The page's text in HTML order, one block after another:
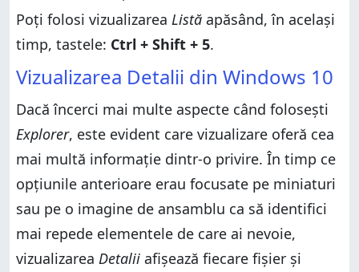
Poți folosi vizualizarea Listă apăsând, în același
timp, tastele: Ctrl + Shift + 5.
Vizualizarea Detalii din Windows 10
Dacă încerci mai multe aspecte când folosești
Explorer, este evident care vizualizare oferă cea
mai multă informație dintr-o privire. În timp ce
opțiunile anterioare erau focusate pe miniaturi
sau pe o imagine de ansamblu ca să identifici
mai repede elementele de care ai nevoie,
vizualizarea Detalii afișează fiecare fișier și